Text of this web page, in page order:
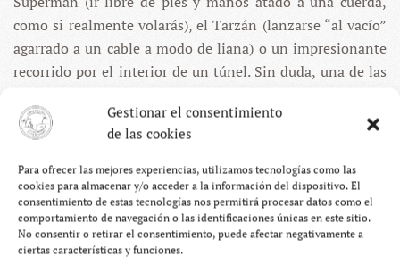
Gestionar el consentimiento
de las cookies
Para ofrecer las mejores experiencias, utilizamos tecnologías como las
cookies para almacenar y/o acceder a la información del dispositivo. El
consentimiento de estas tecnologías nos permitirá procesar datos como el
comportamiento de navegación o las identificaciones únicas en este sitio.
No consentir o retirar el consentimiento, puede afectar negativamente a
ciertas características y funciones.
como si realmente volarás), el Tarzán (lanzarse “al vacío”
agarrado a un cable a modo de liana) o un impresionante
recorrido por el interior de un túnel. Sin duda, una de las